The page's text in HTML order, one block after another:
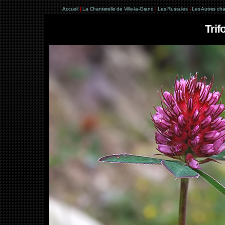
Accueil | La Chanterelle de Ville-la-Grand | Les Russules | Les Autres